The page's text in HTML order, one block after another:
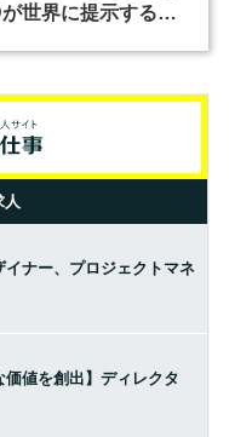
世界に提示する美
人
ナー、プロジェクトマネ
価値を創出】ディレクタ